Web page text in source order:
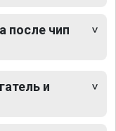
после чип
и